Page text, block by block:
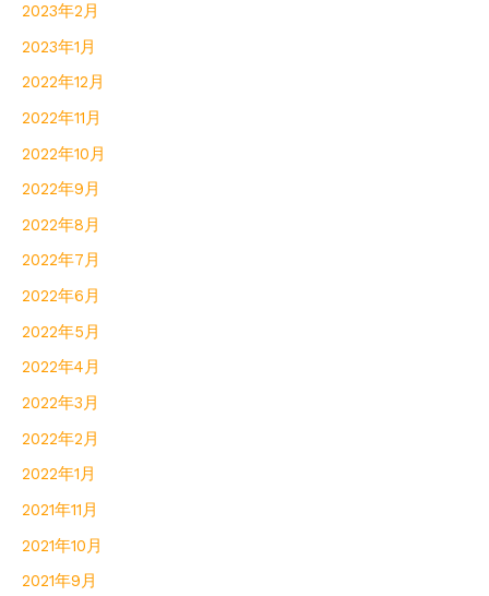
2023年2月
2023年1月
2022年12月
2022年11月
2022年10月
2022年9月
2022年8月
2022年7月
2022年6月
2022年5月
2022年4月
2022年3月
2022年2月
2022年1月
2021年11月
2021年10月
2021年9月